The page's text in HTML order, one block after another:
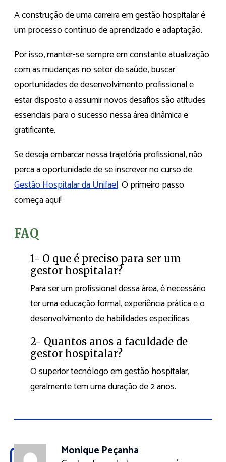
A construção de uma carreira em gestão hospitalar é
um processo contínuo de aprendizado e adaptação.
Por isso, manter-se sempre em constante atualização
com as mudanças no setor de saúde, buscar
oportunidades de desenvolvimento profissional e
estar disposto a assumir novos desafios são atitudes
essenciais para o sucesso nessa área dinâmica e
gratificante.
Se deseja embarcar nessa trajetória profissional, não
perca a oportunidade de se inscrever no curso de
Gestão Hospitalar da Unifael. O primeiro passo
começa aqui!
FAQ
1- O que é preciso para ser um
gestor hospitalar?
Para ser um profissional dessa área, é necessário
ter uma educação formal, experiência prática e o
desenvolvimento de habilidades específicas.
2- Quantos anos a faculdade de
gestor hospitalar?
O superior tecnólogo em gestão hospitalar,
geralmente tem uma duração de 2 anos.
Monique Peçanha